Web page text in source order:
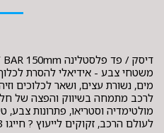
משטחי צבע - אידיאלי להסרת
מים, נשורת עצים, ושאר לכלוכים
לרכב מתמחה בשיווק והפצה של
מולטימדיה וסטריאו, פתרונות צבע,
לעולם הרכב, זקוקים לייעוץ ? חייגו 03-5330323